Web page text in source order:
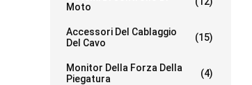
Moto
Accessori Del Cablaggio
Del Cavo
(15)
Monitor Della Forza Della
Piegatura
(4)